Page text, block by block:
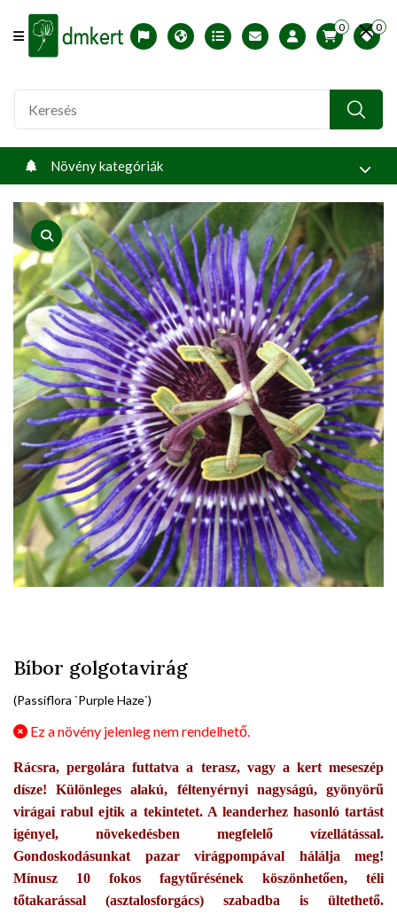
Offcanvas Menu Open
English version
Télállósági zónák
Nyomtatható ABC árjegyzék
Profilom
0 0
Növény kategóriák
product view
Bíbor golgotavirág
(Passiflora `Purple Haze`)
Ez a növény jelenleg nem rendelhető.
Rácsra, pergolára futtatva a terasz, vagy a kert meseszép
dísze! Különleges alakú, féltenyérnyi nagyságú, gyönyörű
virágai rabul ejtik a tekintetet. A leanderhez hasonló tartást
igényel, növekedésben megfelelő vízellátással.
Gondoskodásunkat pazar virágpompával hálálja meg!
Mínusz 10 fokos fagytűrésének köszönhetően, téli
tőtakarással (asztalosforgács) szabadba is ültethető.